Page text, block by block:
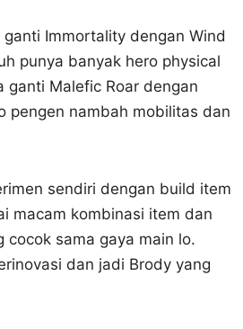
Immortality dengan Wind
punya banyak hero physical
ganti Malefic Roar dengan
pengen nambah mobilitas dan
sendiri dengan build item
macam kombinasi item dan
cocok sama gaya main lo.
dan jadi Brody yang